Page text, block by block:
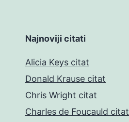
Najnoviji citati
Alicia Keys citat
Donald Krause citat
Chris Wright citat
Charles de Foucauld citat